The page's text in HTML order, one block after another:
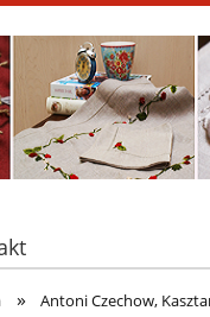
» Antoni Czechow,